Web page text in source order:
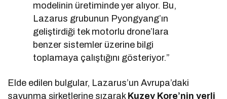
modelinin üretiminde yer alıyor. Bu,
Lazarus grubunun Pyongyang’ın
geliştirdiği tek motorlu drone’lara
benzer sistemler üzerine bilgi
toplamaya çalıştığını gösteriyor.”
Elde edilen bulgular, Lazarus’un Avrupa’daki
savunma şirketlerine sızarak Kuzey Kore’nin yerli